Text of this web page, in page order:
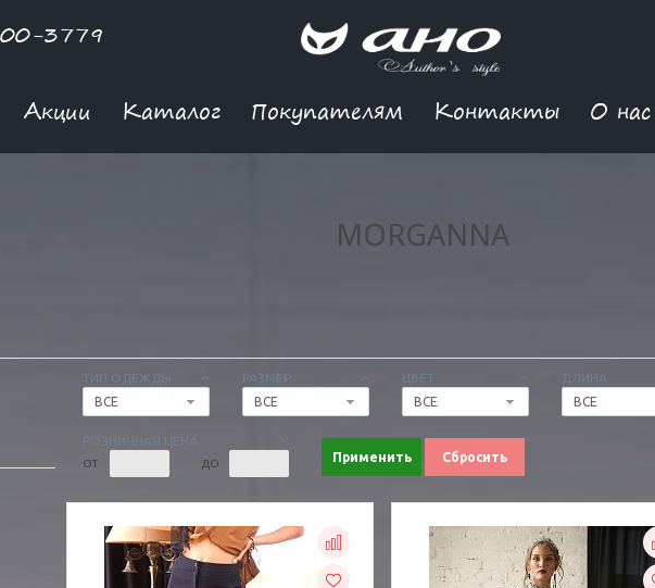
3779
Акции Каталог Покупателям Контакты О нас
MORGANNA
ТИП ОДЕЖДЫ
ВСЕ
РАЗМЕР
ВСЕ
ЦВЕТ
ВСЕ
ДЛИНА
ВСЕ
РОЗНИЧНАЯ ЦЕНА
ОТ ДО Применить Сбросить